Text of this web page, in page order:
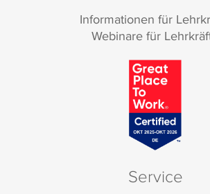
Informationen für
Webinare für
Service